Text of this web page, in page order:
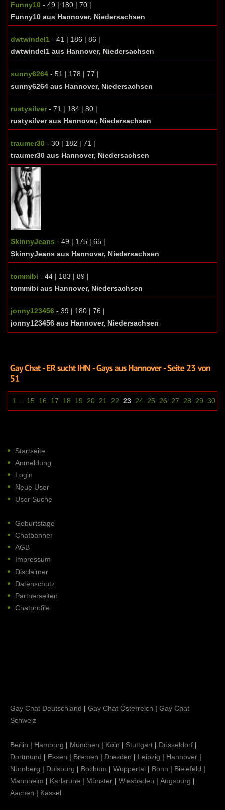
Funny10 - 49 | 180 | 70 |
Funny10 aus Hannover, Niedersachsen
dwtwindel1 - 41 | 186 | 86 |
dwtwindel1 aus Hannover, Niedersachsen
sunny6264 - 51 | 178 | 77 |
sunny6264 aus Hannover, Niedersachsen
rustysilver- 71 | 184 | 80 |
rustysilver aus Hannover, Niedersachsen
traumer30 - 30 | 182 | 71 |
traumer30 aus Hannover, Niedersachsen
SkinnyJeans - 49 | 175 | 65 |
SkinnyJeans aus Hannover, Niedersachsen
tommibi - 44 | 183 | 89 |
tommibi aus Hannover, Niedersachsen
jonny123456 - 39 | 180 | 76 |
jonny123456 aus Hannover, Niedersachsen
1 ... 15 16 17 18 19 20 21 22 23 24 25 26 27 28 29 30
Startseite
Anmeldung
Login
Neue User
User Suche
Geburtstage
Chatbanner
AGB
Impressum
Disclaimer
Datenschutz
Partnerseiten
Chatprofile
Gay Chat Deutschland | Gay Chat Österreich | Gay Chat
Schweiz
Berlin | Hamburg | München | Köln | Stuttgart | Düsseldorf |
Dortmund | Essen | Bremen | Dresden | Leipzig | Hannover |
Nürnberg | Duisburg | Bochum | Wuppertal | Bonn | Bielefeld |
Mannheim | Karlsruhe | Münster | Wiesbaden | Augsburg |
Aachen | Kassel